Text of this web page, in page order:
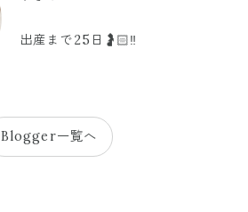
出産まで25日🤰🏻‼️
Blogger一覧へ